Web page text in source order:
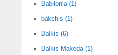
Babilonia (1)
bakchis (1)
Balkis (6)
Balkis-Makeda (1)